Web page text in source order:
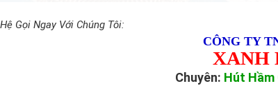
Gọi Ngay Với Chúng Tôi:
CÔNG TY
XANH
Chuyên: Hút Hầm